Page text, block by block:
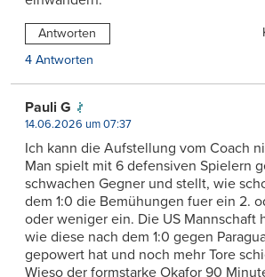
Antworten
4 Antworten
Pauli G
14.06.2026 um 07:37
Ich kann die Aufstellung vom Coach
Man spielt mit 6 defensiven Spielern
schwachen Gegner und stellt, wie
dem 1:0 die Bemühungen fuer ein 2.
oder weniger ein. Die US Mannschaft
wie diese nach dem 1:0 gegen
gepowert hat und noch mehr Tore
Wieso der formstarke Okafor 90